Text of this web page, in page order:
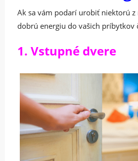
Ak sa vám podarí urobiť niektorú
dobrú energiu do vašich príbytkov
1. Vstupné dvere